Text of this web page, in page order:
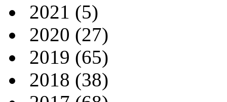
2021 (5)
2020 (27)
2019 (65)
2018 (38)